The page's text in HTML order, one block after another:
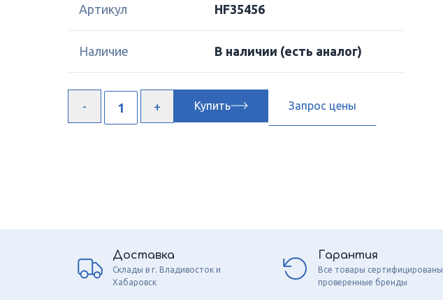
Артикул HF35456
Наличие В наличии (есть аналог)
Купить Запрос цены
Доставка
Склады в г. Владивосток и
Хабаровск
Гарантия
Все товары сертифицированы,
проверенные бренды